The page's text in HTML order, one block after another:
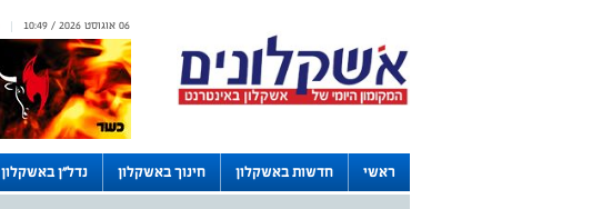
| 06 אוגוסט 2026 / 10:49
ראשי חדשות באשקלון חינוך באשקלון נדל"ן באשקלון